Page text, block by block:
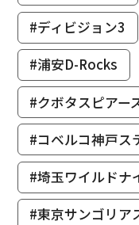
#ディビジョン3
#浦安D-Rocks
#クボタスピアー
#コベルコ神戸ス
#埼玉ワイルドナ
#東京サンゴリア